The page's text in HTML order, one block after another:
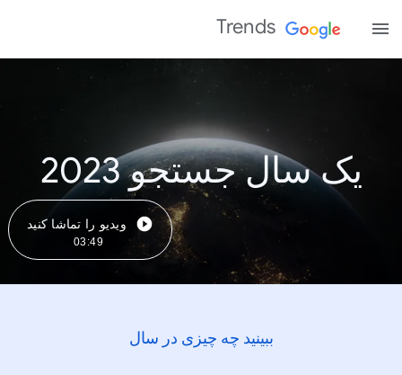
Trends
یک سال جستجو 2023
ویدیو را تماشا کنید
03:49
ببینید چه چیزی در سال